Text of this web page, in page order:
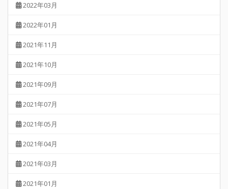
2022年03月
2022年01月
2021年11月
2021年10月
2021年09月
2021年07月
2021年05月
2021年04月
2021年03月
2021年01月